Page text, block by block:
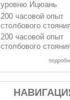
уровню Ицюань
200 часовой опыт
столбового стояния
200 часовой опыт
столбового стояния